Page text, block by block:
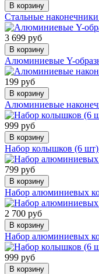
В корзину
Стальные
3 699 руб
В корзину
Алюминиевые Y-
199 руб
В корзину
Алюминиевые
999 руб
В корзину
Набор колышков (6
799 руб
В корзину
Набор алюминиевых
2 700 руб
В корзину
Набор алюминиевых
999 руб
В корзину